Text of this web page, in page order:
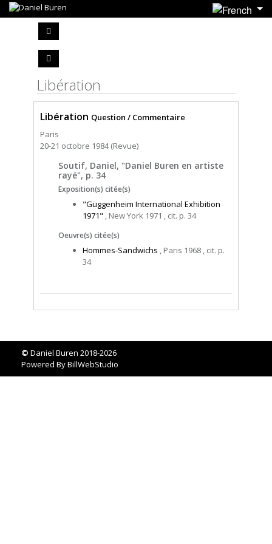
Libération
Libération Question / Commentaire
Paris
20-21 octobre 1984 (Revue)
Soutif, Daniel, "Daniel Buren en artiste
rayé", p. 34
Exposition(s) citée(s)
"Guggenheim International Exhibition
1971" , New York 1971 , cit. p. 34
Oeuvre(s) citée(s)
Hommes-Sandwichs , Paris 1968 , cit. p.
34
© Daniel Buren 2018-2026
Powered ByBillWebStudio